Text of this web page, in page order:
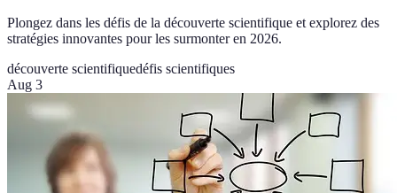
Plongez dans les défis de la découverte scientifique et explorez des
stratégies innovantes pour les surmonter en 2026.
découverte scientifiquedéfis scientifiques
Aug 3